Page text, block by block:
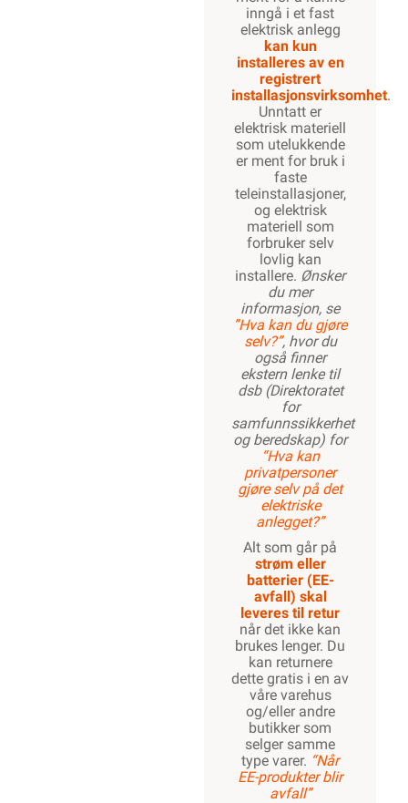
inngå i et fast
elektrisk anlegg
kan kun
installeres av en
registrert
installasjonsvirksomhet.
Unntatt er
elektrisk materiell
som utelukkende
er ment for bruk i
faste
teleinstallasjoner,
og elektrisk
materiell som
forbruker selv
lovlig kan
installere. Ønsker
du mer
informasjon, se
”Hva kan du gjøre
selv?”, hvor du
også finner
ekstern lenke til
dsb (Direktoratet
for
samfunnssikkerhet
og beredskap) for
“Hva kan
privatpersoner
gjøre selv på det
elektriske
anlegget?”
Alt som går på
strøm eller
batterier (EE-
avfall) skal
leveres til retur
når det ikke kan
brukes lenger. Du
kan returnere
dette gratis i en av
våre varehus
og/eller andre
butikker som
selger samme
type varer. “Når
EE-produkter blir
avfall”